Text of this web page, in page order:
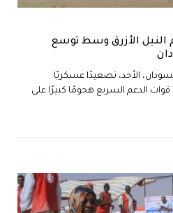
النيل الأزرق وسط توسع
الأحد، تصعيدًا عسكريًا
الدعم السريع هجومًا كبيرًا على